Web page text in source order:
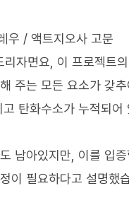
우 / 액트지오사 고문
리자면요, 이 프로젝트
주는 모든 요소가 갖
탄화수소가 누적되
남아있지만, 이를 입
이 필요하다고 설명했